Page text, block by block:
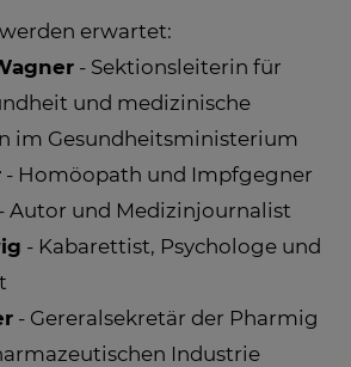
erwartet:
- Sektionsleiterin für
und medizinische
im Gesundheitsministerium
- Homöopath und Impfgegner
- Autor und Medizinjournalist
- Kabarettist, Psychologe und
- Gereralsekretär der Pharmig
Industrie